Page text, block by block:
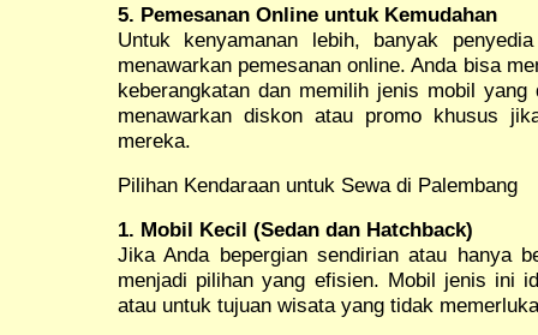
5. Pemesanan Online untuk Kemudahan
Untuk kenyamanan lebih, banyak
menawarkan pemesanan online. Anda bisa
keberangkatan dan memilih jenis mobil yang
menawarkan diskon atau promo khusus
mereka.
Pilihan Kendaraan untuk Sewa di Palembang
1. Mobil Kecil (Sedan dan Hatchback)
Jika Anda bepergian sendirian atau hanya
menjadi pilihan yang efisien. Mobil jenis ini
atau untuk tujuan wisata yang tidak